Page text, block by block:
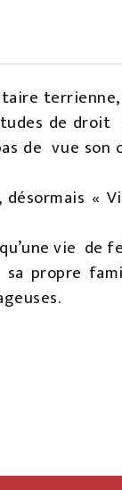
terrienne,
de
de vue
désormais «
vie de
propre